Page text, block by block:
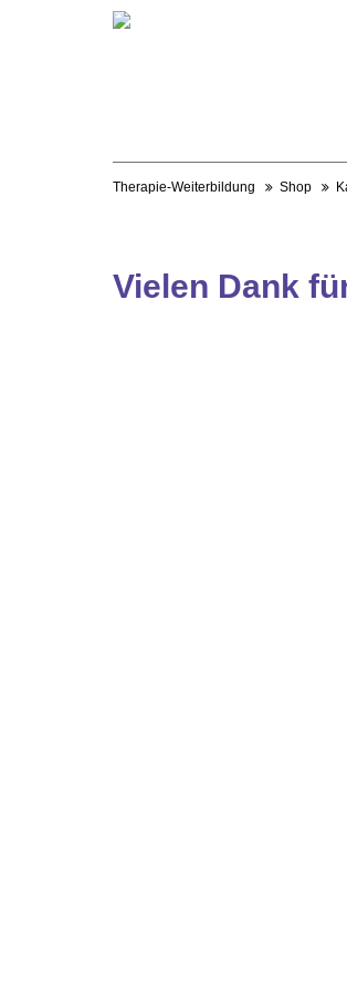
Therapie-Weiterbildung Shop
Vielen Dank